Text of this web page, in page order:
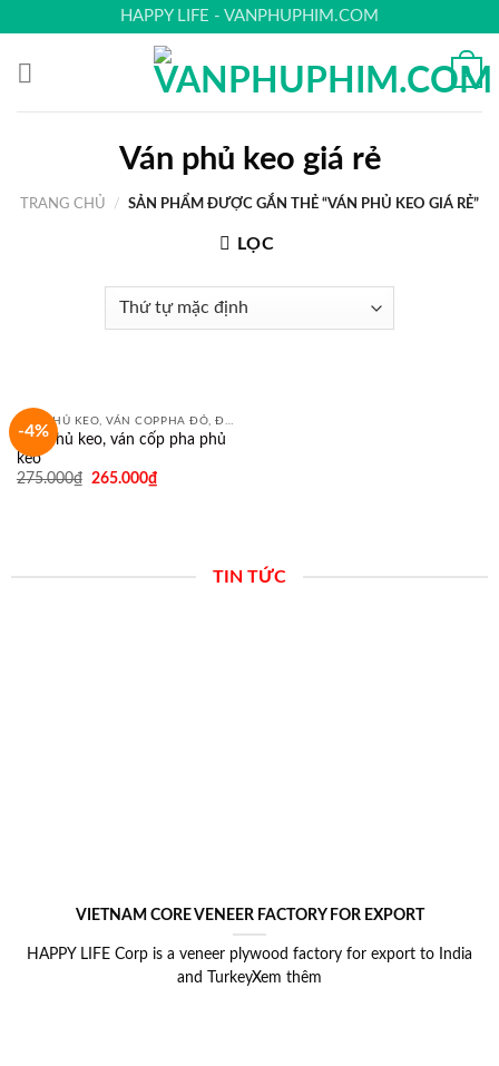
content
HAPPY LIFE - VANPHUPHIM.COM
0
Ván phủ keo giá rẻ
TRANG CHỦ / SẢN PHẨM ĐƯỢC GẮN THẺ “VÁN PHỦ KEO GIÁ RẺ”
LỌC
-4%
Ván phủ keo, ván cốp pha phủ
keo
275.000₫ 265.000₫
TIN TỨC
VIETNAM CORE VENEER FACTORY FOR EXPORT
HAPPY LIFE Corp is a veneer plywood factory for export to India
and TurkeyXem thêm